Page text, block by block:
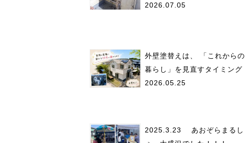
2026.07.05
外壁塗替えは、 「これからの
暮らし」を見直すタイミング
2026.05.25
2025.3.23 あおぞらまるし